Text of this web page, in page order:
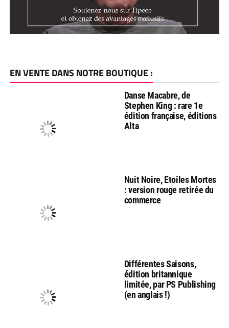
EN VENTE DANS NOTRE BOUTIQUE :
Danse Macabre, de
Stephen King : rare 1e
édition française, éditions
Alta
Nuit Noire, Etoiles Mortes
: version rouge retirée du
commerce
Différentes Saisons,
édition britannique
limitée, par PS Publishing
(en anglais !)